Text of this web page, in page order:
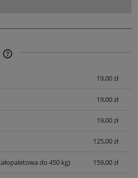
19,00 zł
19,00 zł
19,00 zł
125,00 zł
do 450 kg) 159,00 zł